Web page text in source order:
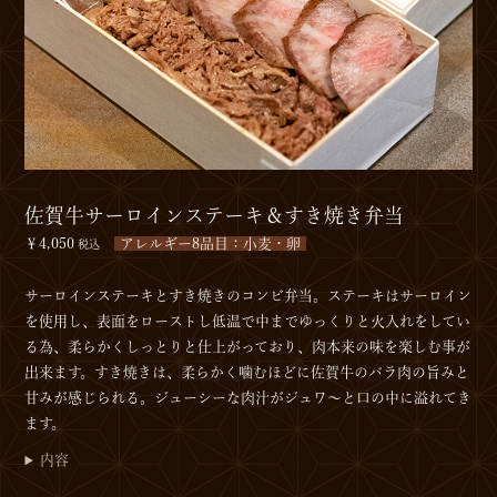
佐賀牛サーロインステーキ＆すき焼き弁当
￥4,050税込 アレルギー8品目：小麦・卵
サーロインステーキとすき焼きのコンビ弁当。ステーキはサーロイン
を使用し、表面をローストし低温で中までゆっくりと火入れをしてい
る為、柔らかくしっとりと仕上がっており、肉本来の味を楽しむ事が
出来ます。すき焼きは、柔らかく噛むほどに佐賀牛のバラ肉の旨みと
甘みが感じられる。ジューシーな肉汁がジュワ～と口の中に溢れてき
ます。
内容